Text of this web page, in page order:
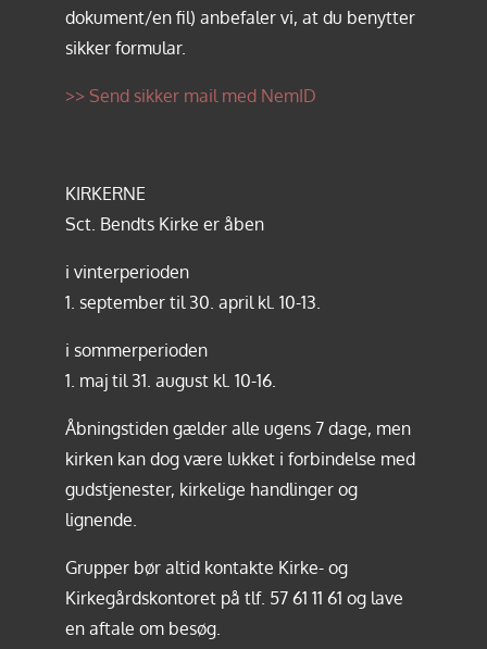
dokument/en fil) anbefaler vi, at du benytter
sikker formular.
>> Send sikker mail med NemID
KIRKERNE
Sct. Bendts Kirke er åben
i vinterperioden
1. september til 30. april kl. 10-13.
i sommerperioden
1. maj til 31. august kl. 10-16.
Åbningstiden gælder alle ugens 7 dage, men
kirken kan dog være lukket i forbindelse med
gudstjenester, kirkelige handlinger og
lignende.
Grupper bør altid kontakte Kirke- og
Kirkegårdskontoret på tlf. 57 61 11 61 og lave
en aftale om besøg.